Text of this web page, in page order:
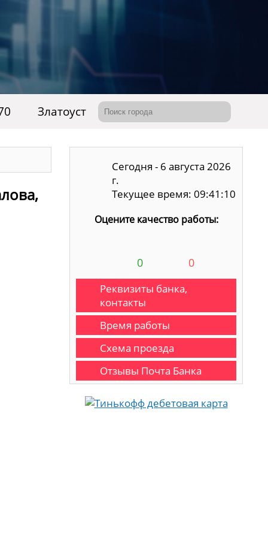
Златоуст
Сегодня - 6 августа 2026
г.
Текущее время: 09:41:11
Оцените качество работы:
0 0
Реквизиты банка,
контакты
Время работы
Схема проезда
Отзывы Почта Банка